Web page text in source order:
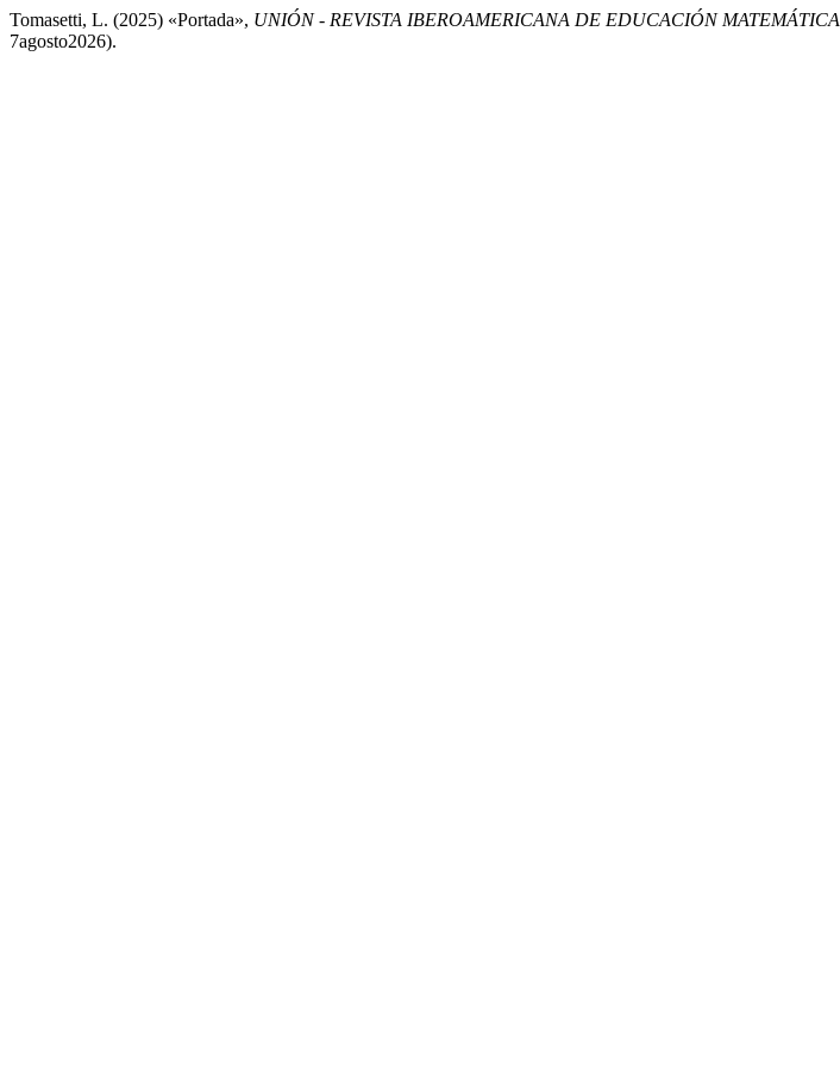
Tomasetti, L. (2025) «Portada», UNIÓN - REVISTA IBEROAMERICANA DE EDUCACIÓN MATEMÁTICA
7agosto2026).